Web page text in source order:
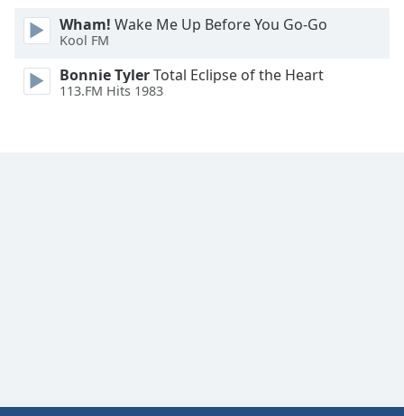
Wham! Wake Me Up Before You Go-Go
Kool FM
Bonnie TylerTotal Eclipse of the Heart
113.FM Hits 1983